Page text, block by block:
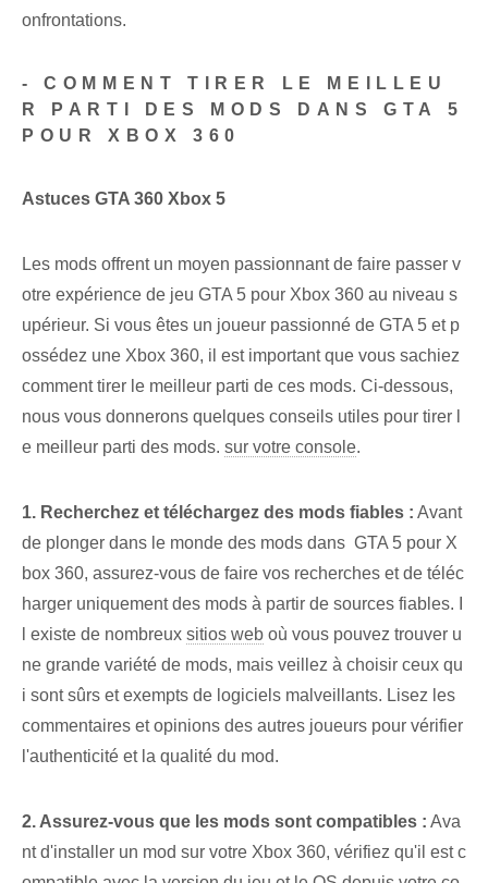
onfrontations.
-‍ COMMENT TIRER LE MEILLEU
R PARTI DES MODS DANS GTA 5
POUR XBOX‌ 360
Astuces GTA 360 Xbox 5
Les mods offrent un moyen passionnant de faire passer v
otre expérience de jeu GTA 5 pour Xbox 360 au niveau s
upérieur. ‌Si vous êtes un joueur passionné de GTA 5 et p
ossédez une Xbox 360, il est important que vous sachiez
comment tirer le meilleur parti de ces mods. Ci-dessous,
nous vous donnerons quelques conseils utiles pour tirer l
e meilleur parti des mods. sur votre console.
1. Recherchez et téléchargez des mods fiables : Avant
de plonger dans le monde des mods dans ‌ GTA‌ 5 pour X
box 360, assurez-vous de faire vos recherches et de téléc
harger uniquement des mods à partir de ⁣sources fiables. I
l existe de nombreux sitios web où vous pouvez trouver u
ne grande variété de mods, mais veillez à choisir ceux qu
i sont sûrs et exempts de logiciels malveillants. Lisez les
commentaires et opinions des autres joueurs pour vérifier
l'authenticité et la qualité du mod.
2.⁢ Assurez-vous que les mods sont compatibles : ⁢Ava
nt d'installer un mod sur votre Xbox 360, vérifiez qu'il est c